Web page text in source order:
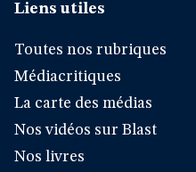
Liens utiles
Toutes nos rubriques
Médiacritiques
La carte des médias
Nos vidéos sur Blast
Nos livres